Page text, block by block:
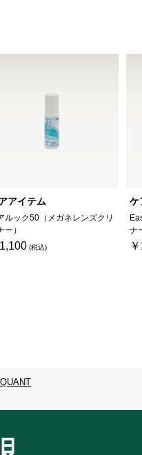
アイテム
ルック50（メガネレンズクリ
ー）
ケ
ナ